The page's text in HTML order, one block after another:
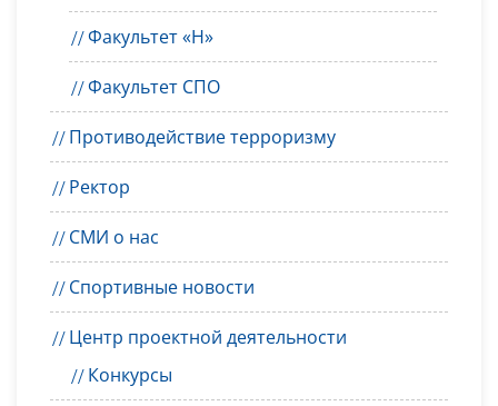
Факультет «Н»
Факультет СПО
Противодействие терроризму
Ректор
СМИ о нас
Спортивные новости
Центр проектной деятельности
Конкурсы